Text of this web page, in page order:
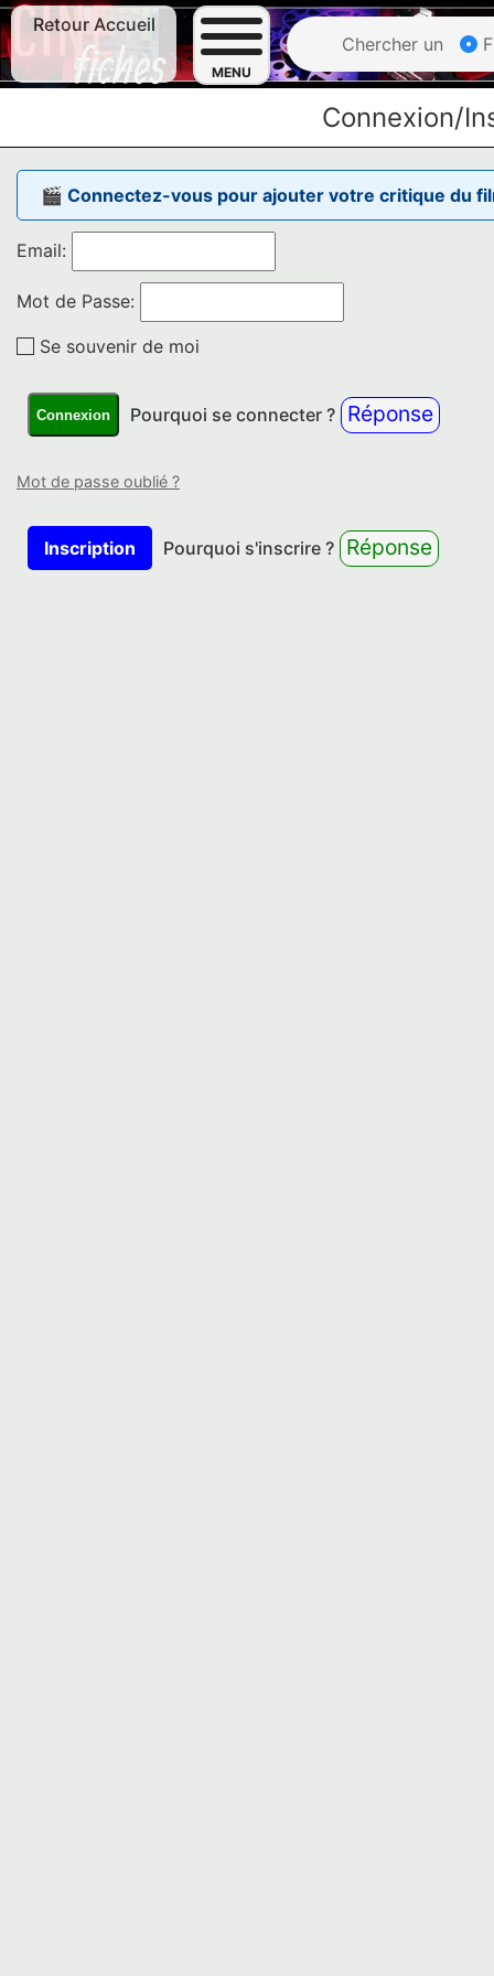
Retour Accueil
MENU
Chercher un
Connexion/
🎬 Connectez-vous pour ajouter votre critique du
Email:
Mot de Passe:
Se souvenir de moi
Connexion Pourquoi se connecter ? Réponse
Mot de passe oublié ?
Inscription Pourquoi s'inscrire ? Réponse